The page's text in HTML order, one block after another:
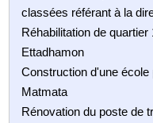
classées référant à la
Réhabilitation de
Ettadhamon
Construction d'une école
Matmata
Rénovation du poste de